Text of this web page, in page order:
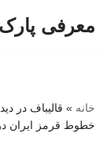
معرفی
خانه » قالیباف در
خطوط قرمز ایران